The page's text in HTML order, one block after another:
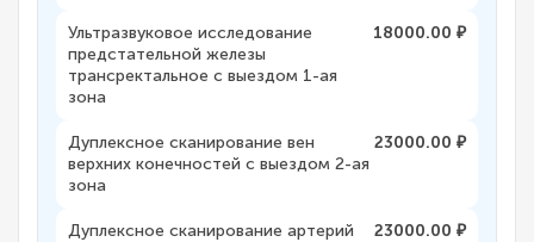
Ультразвуковое исследование
предстательной железы
трансректальное с выездом 1-ая
зона
18000.00 ₽
Дуплексное сканирование вен
верхних конечностей с выездом 2-ая
зона
23000.00 ₽
Дуплексное сканирование артерий
23000.00 ₽